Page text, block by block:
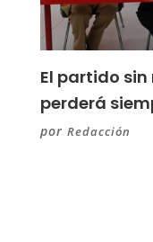
El partido sin
perderá
por Redacción